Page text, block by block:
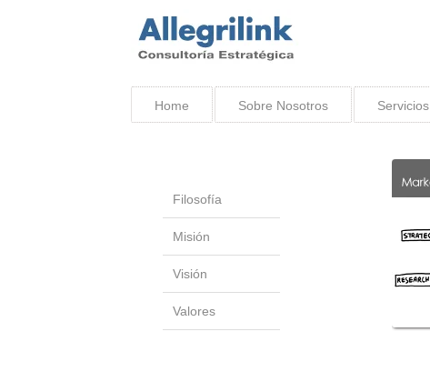
Home Sobre Nosotros Servicios
Filosofía
Misión
Visión
Valores